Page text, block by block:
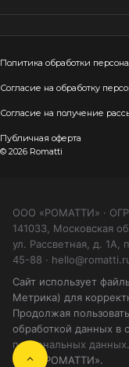
Политика обработки
Согласие на обработку
Согласие на получение
Публичная оферта
© 2026 Romatti
ООО «РОМАТТИ» ·
141033, Московская
ул. Рассветная, д. 1А,
45-88 ·
Сайт использует
Метрика) для
Продолжая
обработкой данных в
персональных данных
ООО «РОМАТТИ».